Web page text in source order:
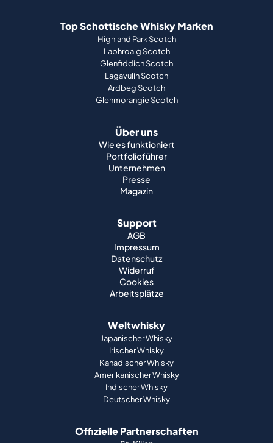
Top Schottische Whisky Marken
Highland Park Scotch
Laphroaig Scotch
Glenfiddich Scotch
Lagavulin Scotch
Ardbeg Scotch
Glenmorangie Scotch
Über uns
Wie es funktioniert
Portfolioführer
Unternehmen
Presse
Magazin
Support
AGB
Impressum
Datenschutz
Widerruf
Cookies
Arbeitsplätze
Weltwhisky
Japanischer Whisky
Irischer Whisky
Kanadischer Whisky
Amerikanischer Whisky
Indischer Whisky
Deutscher Whisky
Offizielle Partnerschaften